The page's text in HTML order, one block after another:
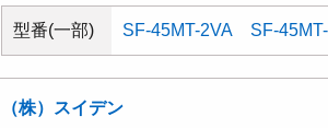
型番(一部) SF-45MT-2VA SF-
（株）スイデン